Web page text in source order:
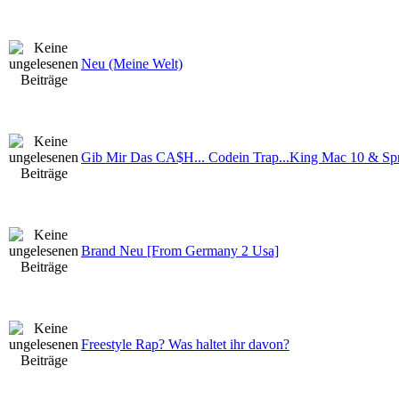
Neu (Meine Welt)
Gib Mir Das CA$H... Codein Trap...King Mac 10 &
Brand Neu [From Germany 2 Usa]
Freestyle Rap? Was haltet ihr davon?